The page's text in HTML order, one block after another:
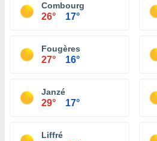
Combourg
26° 17°
Fougères
27° 16°
Janzé
29° 17°
Liffré